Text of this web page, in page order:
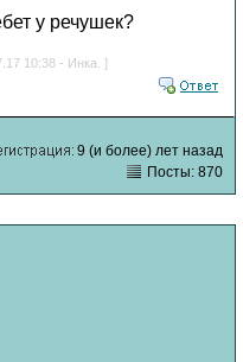
у речушек?
10:38 - Инка. ]
9 (и более) лет назад
Посты: 870